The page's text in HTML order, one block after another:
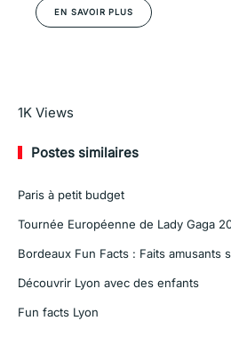
EN SAVOIR PLUS
En savoir plus
1K Views
Postes similaires
Paris à petit budget
Tournée Européenne de Lady Gaga
Bordeaux Fun Facts : Faits amusants
Découvrir Lyon avec des enfants
Fun facts Lyon